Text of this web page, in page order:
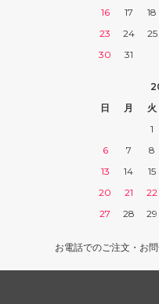
16
17 18
23
24 25
30
31
日
月 火
1
6
7 8
13
14 15
20
21 22
27
28 29
お電話でのご注文・お